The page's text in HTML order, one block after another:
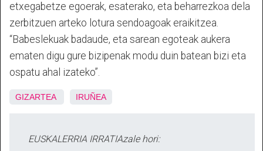
etxegabetze egoerak, esaterako, eta beharrezkoa dela
zerbitzuen arteko lotura sendoagoak eraikitzea.
“Babeslekuak badaude, eta sarean egoteak aukera
ematen digu gure bizipenak modu duin batean bizi eta
ospatu ahal izateko”.
GIZARTEA IRUÑEA
EUSKALERRIA IRRATIAzale hori: